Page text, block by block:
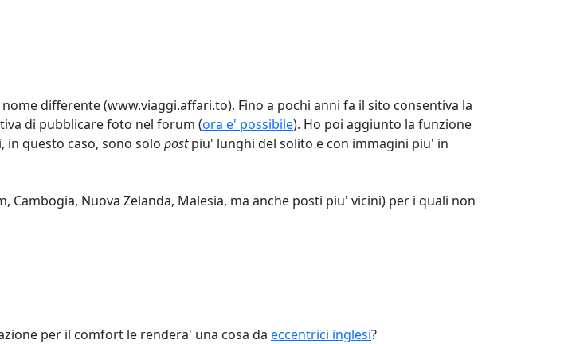
differente (www.viaggi.affari.to). Fino a pochi anni fa il sito consentiva la
di pubblicare foto nel forum (ora e' possibile). Ho poi aggiunto la funzione
questo caso, sono solo postpiu' lunghi del solito e con immagini piu' in
Nuova Zelanda, Malesia, ma anche posti piu' vicini) per i quali non
per il comfort le rendera' una cosa da eccentrici inglesi?